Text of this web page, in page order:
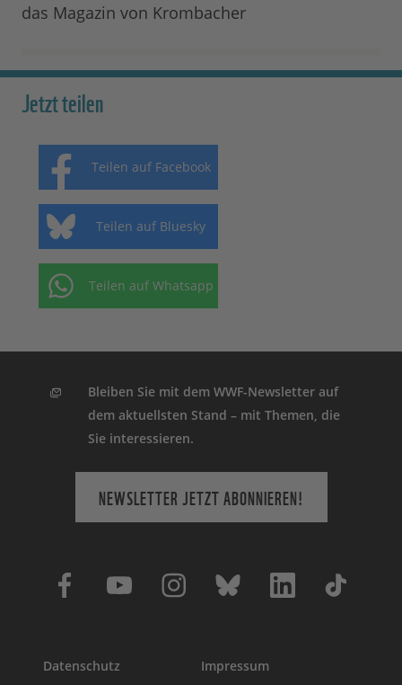
das Magazin von Krombacher
Jetzt teilen
Teilen auf Facebook
Teilen auf Bluesky
Teilen auf Whatsapp
Bleiben Sie mit dem WWF-Newsletter auf
dem aktuellsten Stand – mit Themen, die
Sie interessieren.
NEWSLETTER JETZT ABONNIEREN!
Datenschutz Impressum